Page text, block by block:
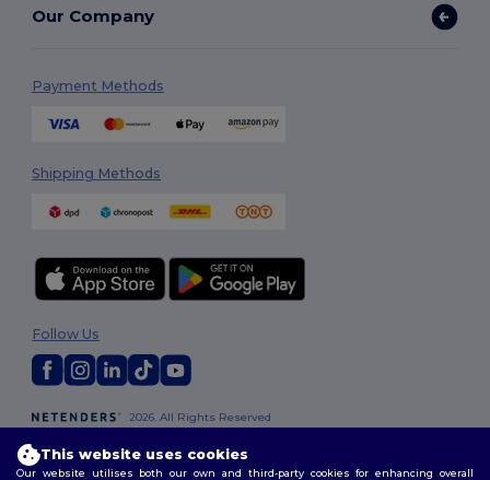
Our Company
Payment Methods
Shipping Methods
2026. All Rights Reserved
Policy|Site Map
Follow Us
This website uses cookies
Our website utilises both our own and third-party cookies for enhancing overall